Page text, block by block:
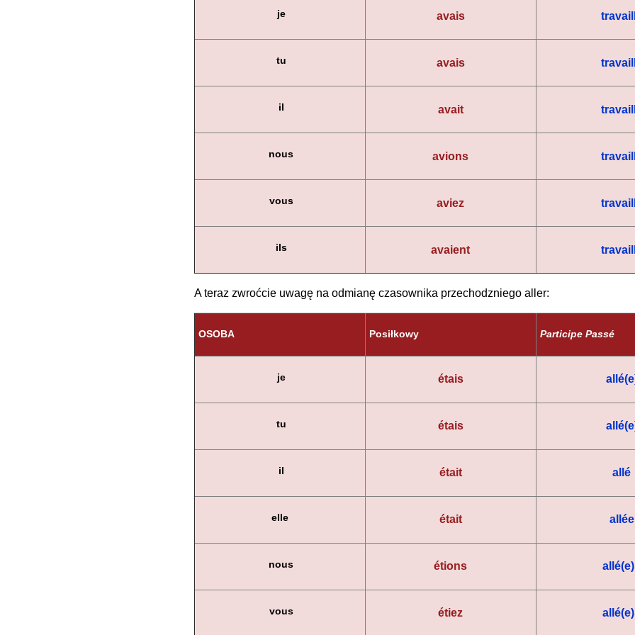
je avais
tu avais
il avait
nous avions
vous aviez
ils avaient
A teraz zwroćcie uwagę na odmianę czasownika przechodzniego aller:
OSOBA Posiłkowy Participe Passé
je étais
tu étais
il était allé
elle était allée
nous étions
vous étiez